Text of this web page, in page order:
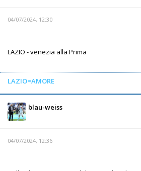
04/07/2024, 12:30
LAZIO - venezia alla Prima
LAZIO=AMORE
blau-weiss
04/07/2024, 12:36